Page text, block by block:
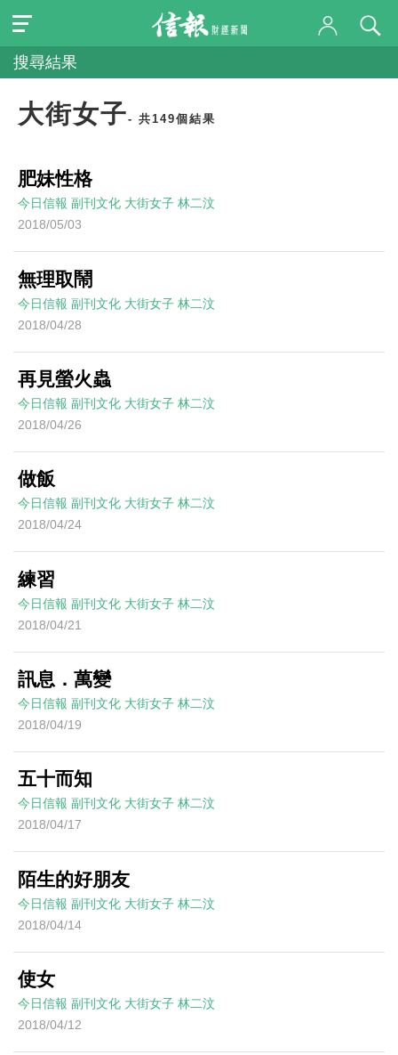
搜尋結果
大街女子- 共149個結果
肥妹性格
今日信報 副刊文化 大街女子 林二汶
2018/05/03
無理取鬧
今日信報 副刊文化 大街女子 林二汶
2018/04/28
再見螢火蟲
今日信報 副刊文化 大街女子 林二汶
2018/04/26
做飯
今日信報 副刊文化 大街女子 林二汶
2018/04/24
練習
今日信報 副刊文化 大街女子 林二汶
2018/04/21
訊息．萬變
今日信報 副刊文化 大街女子 林二汶
2018/04/19
五十而知
今日信報 副刊文化 大街女子 林二汶
2018/04/17
陌生的好朋友
今日信報 副刊文化 大街女子 林二汶
2018/04/14
使女
今日信報 副刊文化 大街女子 林二汶
2018/04/12